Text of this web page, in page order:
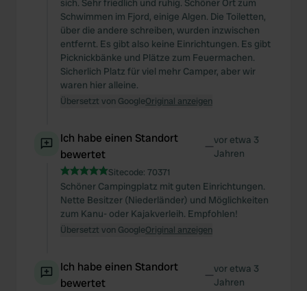
sich. Sehr friedlich und ruhig. Schöner Ort zum
Schwimmen im Fjord, einige Algen. Die Toiletten,
über die andere schreiben, wurden inzwischen
entfernt. Es gibt also keine Einrichtungen. Es gibt
Picknickbänke und Plätze zum Feuermachen.
Sicherlich Platz für viel mehr Camper, aber wir
waren hier alleine.
Übersetzt von GoogleOriginal anzeigen
Ich habe einen Standort
bewertet
—vor etwa 3
Jahren
Sitecode: 70371
Schöner Campingplatz mit guten Einrichtungen.
Nette Besitzer (Niederländer) und Möglichkeiten
zum Kanu- oder Kajakverleih. Empfohlen!
Übersetzt von GoogleOriginal anzeigen
Ich habe einen Standort
bewertet
—vor etwa 3
Jahren